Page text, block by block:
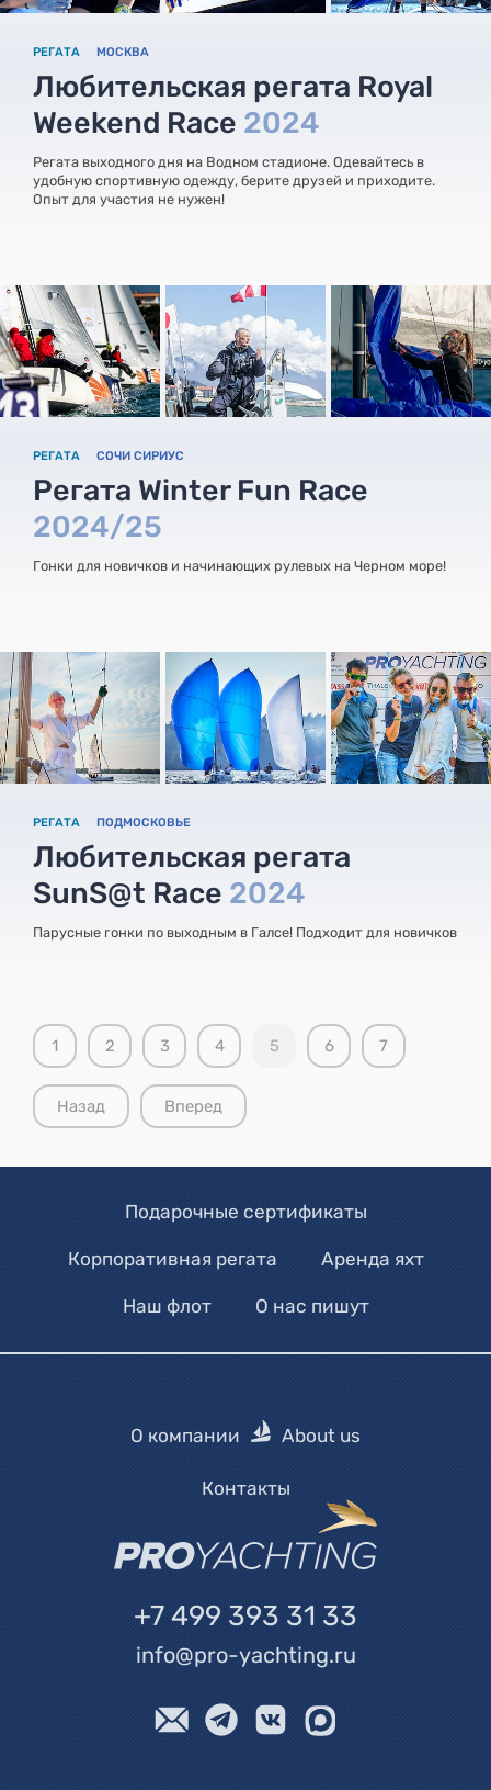
РЕГАТА МОСКВА
Любительская регата Royal
Weekend Race 2024
Регата выходного дня на Водном стадионе. Одевайтесь в
удобную спортивную одежду, берите друзей и приходите.
Опыт для участия не нужен!
РЕГАТА СОЧИ СИРИУС
Регата Winter Fun Race
2024/25
Гонки для новичков и начинающих рулевых на Черном море!
РЕГАТА ПОДМОСКОВЬЕ
Любительская регата
SunS@t Race 2024
Парусные гонки по выходным в Галсе! Подходит для новичков
1 2 3 4 5 6 7
Назад Вперед
Подарочные сертификаты
Корпоративная регата Аренда яхт
Наш флот О нас пишут
О компании About us
Контакты
+7 499 393 31 33
info@pro-yachting.ru